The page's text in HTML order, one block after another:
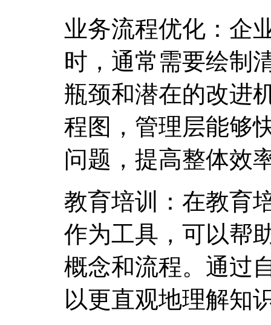
业务流程优化：企
时，通常需要绘制
瓶颈和潜在的改进
程图，管理层能够
问题，提高整体效
教育培训：在教育
作为工具，可以帮
概念和流程。通过
以更直观地理解知